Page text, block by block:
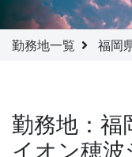
勤務地一覧 福岡
勤務地：福
イオン穂